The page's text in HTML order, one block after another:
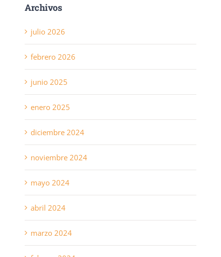
Archivos
julio 2026
febrero 2026
junio 2025
enero 2025
diciembre 2024
noviembre 2024
mayo 2024
abril 2024
marzo 2024